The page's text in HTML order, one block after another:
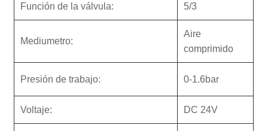
Función de la válvula: 5/3
Mediumetro:
Aire
comprimido
Presión de trabajo: 0-1.6bar
Voltaje: DC 24V